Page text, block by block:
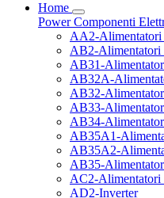
Home
PowerComponenti
AA2-Alimentatori
AB2-Alimentatori
AB31-
AB32A-
AB32-
AB33-
AB34-
AB35A1-
AB35A2-
AB35-
AC2-Alimentatori
AD2-Inverter